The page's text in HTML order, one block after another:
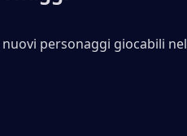
personaggi giocabili nel